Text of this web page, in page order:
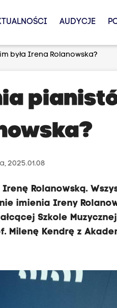
AUDYCJE
była Irena Rolanowska?
2025.01.08
Rolanowską.
imienia Ireny
Szkole
Milenę Kendrę z